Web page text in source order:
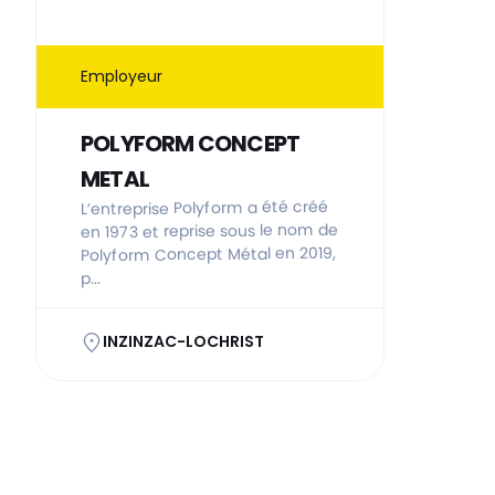
Employeur
POLYFORM CONCEPT
METAL
L’entreprise Polyform a été créé
en 1973 et reprise sous le nom de
Polyform Concept Métal en 2019,
p...
INZINZAC-LOCHRIST